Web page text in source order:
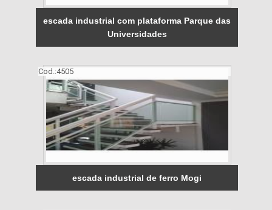
escada industrial com plataforma Parque das
Universidades
Cod.:4505
escada industrial de ferro Mogi